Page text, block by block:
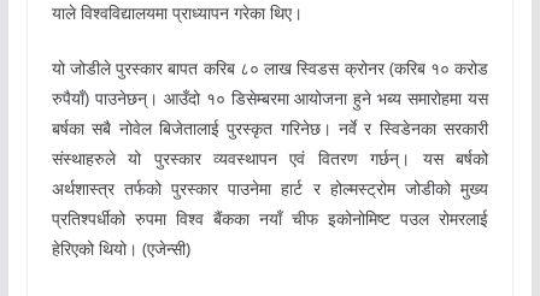
याले विश्वविद्यालयमा प्राध्यापन गरेका थिए।
यो जोडीले पुरस्कार बापत करिब ८० लाख स्विडस क्रोनर (करिब १० करोड
रुपैयाँ) पाउनेछन्। आउँदो १० डिसेम्बरमा आयोजना हुने भब्य समारोहमा यस
बर्षका सबै नोवेल बिजेतालाई पुरस्कृत गरिनेछ। नर्वे र स्विडेनका सरकारी
संस्थाहरुले यो पुरस्कार व्यवस्थापन एवं वितरण गर्छन्। यस बर्षको
अर्थशास्त्र तर्फको पुरस्कार पाउनेमा हार्ट र होल्मस्ट्रोम जोडीको मुख्य
प्रतिश्पर्धीको रुपमा विश्व बैंकका नयाँ चीफ इकोनोमिष्ट पउल रोमरलाई
हेरिएको थियो। (एजेन्सी)